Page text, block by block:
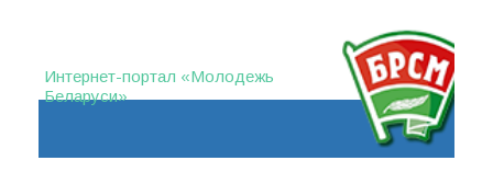
Интернет-портал «Молодежь
Беларуси»